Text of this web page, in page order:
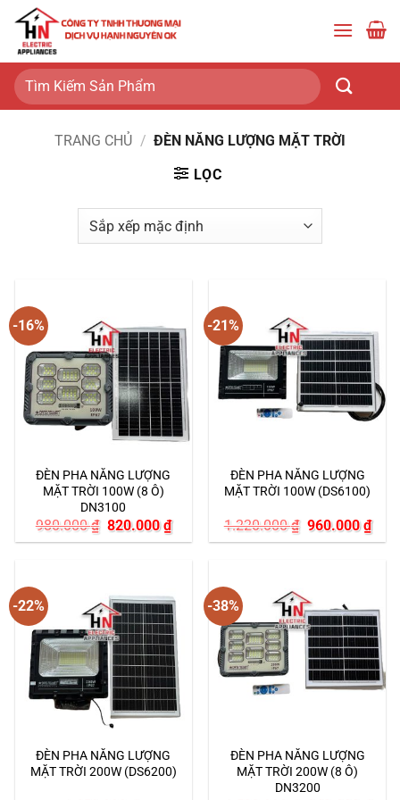
nội
dung
Tìm
kiếm:
TRANG CHỦ / ĐÈN NĂNG LƯỢNG MẶT TRỜI
LỌC
-16%
ĐÈN PHA NĂNG LƯỢNG
MẶT TRỜI 100W (8 Ô)
DN3100
980.000₫ Giá
gốc
820.000₫Giá
hiện
-21%
ĐÈN PHA NĂNG LƯỢNG
MẶT TRỜI 100W (DS6100)
1.220.000₫ Giá
gốc
960.000₫Giá
hiện
-22%
ĐÈN PHA NĂNG LƯỢNG
MẶT TRỜI 200W (DS6200)
-38%
ĐÈN PHA NĂNG LƯỢNG
MẶT TRỜI 200W (8 Ô)
DN3200